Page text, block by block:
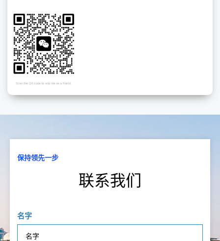
保持领先一步
联系我们
名字